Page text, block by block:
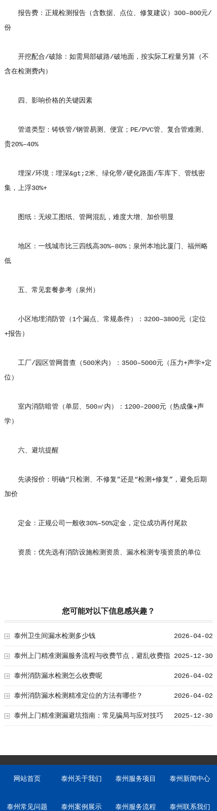
报告费：正规检测报告（含数据、点位、修复建议）300–800元/
份
开挖配合/破除：如需局部破路/破地面，按实际工程量另算（不
含在检测费内）
四、影响价格的关键因素
管道类型：铸铁管/钢管易测、便宜；PE/PVC管、复合管难测、
贵20%–40%
埋深/环境：埋深&gt;2米、绿化带/硬化路面/车库下、管线密
集，上浮30%+
图纸：无竣工图纸、管网混乱，难度大增、加价明显
地区：一线城市比三四线高30%–80%；泉州本地比厦门、福州略
低
五、常见套餐参考（泉州）
小区地埋消防管（1个漏点、常规条件）：3200–3800元（定位
+报告）
工厂/园区管网普查（500米内）：3500–5000元（压力+声学+定
位）
室内消防暗管（单层、500㎡内）：1200–2000元（热成像+声
学）
六、避坑提醒
先谈报价：明确“只检测、不修复”还是“检测+修复”，避免后期
加价
定金：正规公司一般收30%–50%定金，定位成功再付尾款
资质：优先选有消防设施检测资质、漏水检测专项资质的单位
您可能对以下信息感兴趣？
2026-04-02
泰州卫生间漏水检测多少钱
2025-12-30
泰州上门精准测漏服务流程与收费节点，避乱收费指
南 2026-04-02
泰州消防漏水检测怎么收费呢
2026-04-02
泰州消防漏水检测精准定位的方法有哪些？
2025-12-30
泰州上门精准测漏避坑指南：常见骗局与应对技巧
网站首页 泰州关于我们 泰州服务项目 泰州新闻中心
泰州常见问题 泰州案例展示 泰州服务流程 泰州联系我们